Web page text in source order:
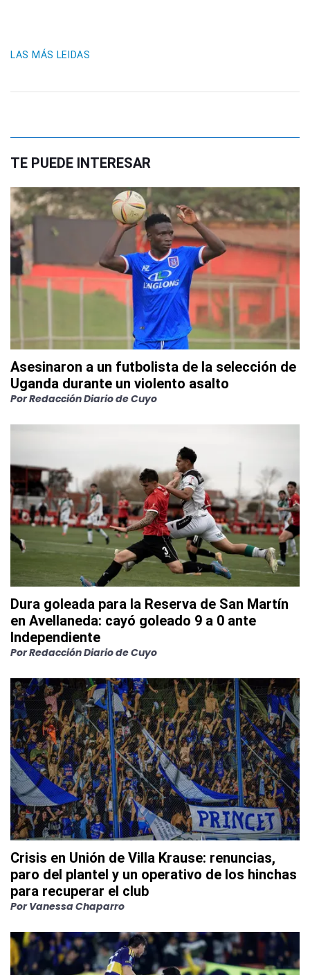
LAS MÁS LEIDAS
TE PUEDE INTERESAR
Asesinaron a un futbolista de la selección de
Uganda durante un violento asalto
PorRedacción Diario de Cuyo
Dura goleada para la Reserva de San Martín
en Avellaneda: cayó goleado 9 a 0 ante
Independiente
PorRedacción Diario de Cuyo
Crisis en Unión de Villa Krause: renuncias,
paro del plantel y un operativo de los hinchas
para recuperar el club
Por Vanessa Chaparro